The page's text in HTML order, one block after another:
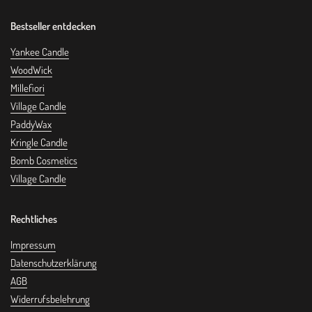
Bestseller entdecken
Yankee Candle
WoodWick
Millefiori
Village Candle
PaddyWax
Kringle Candle
Bomb Cosmetics
Village Candle
Rechtliches
Impressum
Datenschutzerklärung
AGB
Widerrufsbelehrung